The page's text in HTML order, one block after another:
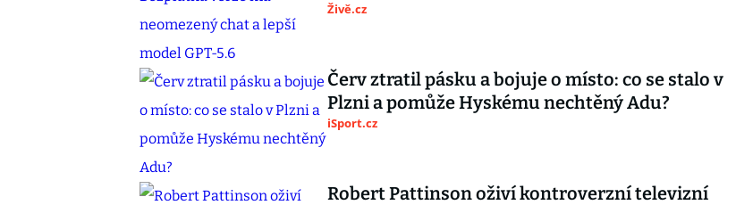
Živě.cz
Červ ztratil pásku a bojuje o místo: co se stalo v
Plzni a pomůže Hyskému nechtěný Adu?
iSport.cz
Robert Pattinson oživí kontroverzní televizní